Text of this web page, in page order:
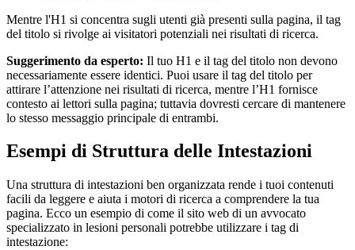
Mentre l'H1 si concentra sugli utenti già presenti sulla pagina, il tag
del titolo si rivolge ai visitatori potenziali nei risultati di ricerca.
Suggerimento da esperto: Il tuo H1 e il tag del titolo non devono
necessariamente essere identici. Puoi usare il tag del titolo per
attirare l’attenzione nei risultati di ricerca, mentre l’H1 fornisce
contesto ai lettori sulla pagina; tuttavia dovresti cercare di mantenere
lo stesso messaggio principale di entrambi.
Esempi di Struttura delle Intestazioni
Una struttura di intestazioni ben organizzata rende i tuoi contenuti
facili da leggere e aiuta i motori di ricerca a comprendere la tua
pagina. Ecco un esempio di come il sito web di un avvocato
specializzato in lesioni personali potrebbe utilizzare i tag di
intestazione: